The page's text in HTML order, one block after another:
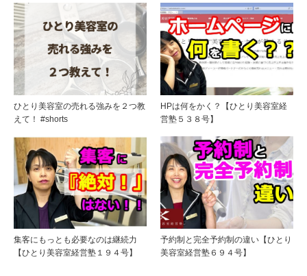
ひとり美容室の売れる強みを２つ教
えて！ #shorts
HPは何をかく？【ひとり美容室経
営塾５３８号】
集客にもっとも必要なのは継続力
【ひとり美容室経営塾１９４号】
予約制と完全予約制の違い【ひとり
美容室経営塾６９４号】